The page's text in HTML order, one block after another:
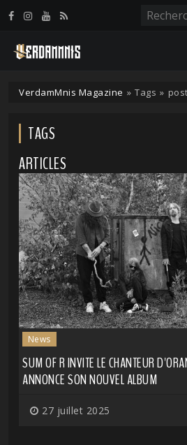
VerdamMnis Magazine » Tags »
TAGS
ARTICLES
News
SUM OF R INVITE LE CHANTEUR
ANNONCE SON NOUVEL ALBUM
27 juillet 2025
Panneau de gestion des cookies